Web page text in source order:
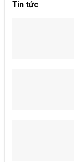
Tin tức